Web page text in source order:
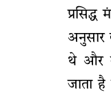
अनुसार
थे और
जाता